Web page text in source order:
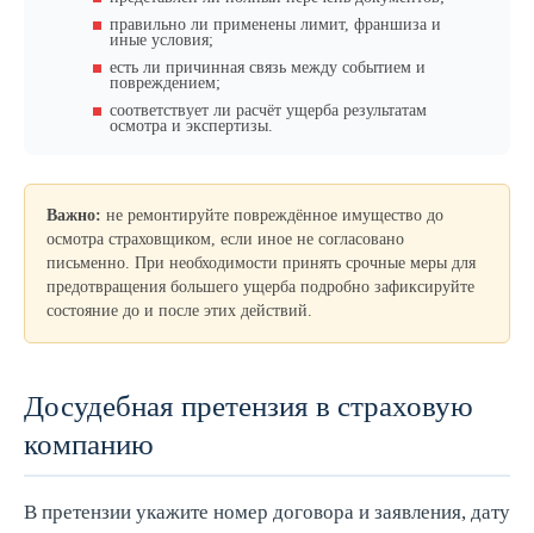
правильно ли применены лимит, франшиза и
иные условия;
есть ли причинная связь между событием и
повреждением;
соответствует ли расчёт ущерба результатам
осмотра и экспертизы.
Важно: не ремонтируйте повреждённое имущество до
осмотра страховщиком, если иное не согласовано
письменно. При необходимости принять срочные меры для
предотвращения большего ущерба подробно зафиксируйте
состояние до и после этих действий.
Досудебная претензия в страховую
компанию
В претензии укажите номер договора и заявления, дату